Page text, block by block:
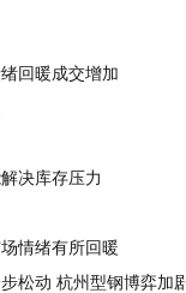
回暖成交增加
决库存压力
情绪有所回暖
松动 杭州型钢博弈加